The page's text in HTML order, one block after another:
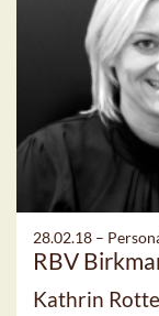
28.02.18 –
RBV
Kathrin